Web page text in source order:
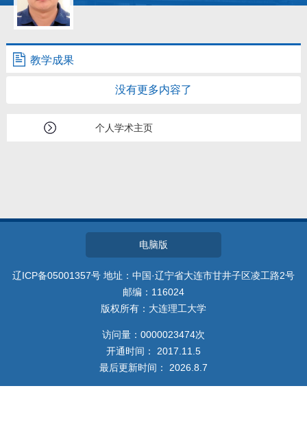
招生信息
学生信息
教师博客
教学成果
没有更多内容了
个人学术主页
电脑版
辽ICP备05001357号 地址：中国·辽宁省大连市甘井子区凌工路2号
邮编：116024
版权所有：大连理工大学
访问量： 0000023474次
开通时间： 2017 11 5
最后更新时间： 2026 8 7